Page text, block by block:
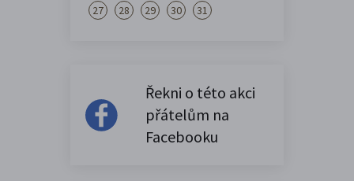
27 28 29 30 31
Řekni o této akci
přátelům na
Facebooku